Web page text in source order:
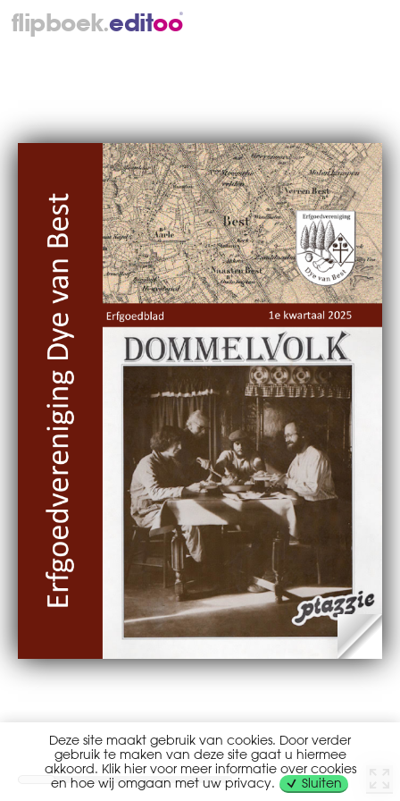
flipboek.editoo®
Deze site maakt gebruik van cookies. Door verder
gebruik te maken van deze site gaat u hiermee
akkoord. Klik hier voor meer informatie over cookies
en hoe wij omgaan met uw privacy.
Sluiten